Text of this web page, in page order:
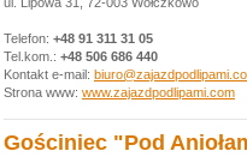
Telefon: +48 91 311 31 05
Tel.kom.: +48 506 686 440
Kontakt e-mail:
Strona www: www.zajazdpodlipami.com
Gościniec "Pod